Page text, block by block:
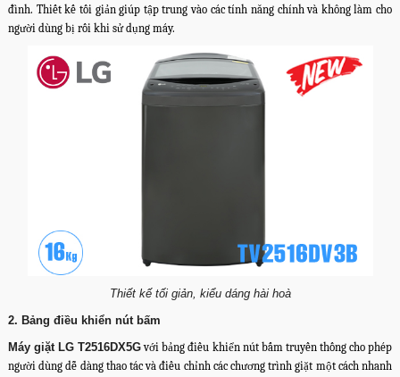
đình. Thiết kế tối giản giúp tập trung vào các tính năng chính và không làm cho
người dùng bị rối khi sử dụng máy.
Thiết kế tối giản, kiểu dáng hài hoà
2. Bảng điều khiển nút bấm
Máy giặt LG T2516DX5Gvới bảng điều khiển nút bấm truyền thống cho phép
người dùng dễ dàng thao tác và điều chỉnh các chương trình giặt một cách nhanh